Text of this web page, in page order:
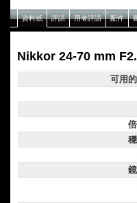
資料紙 評語 用者評語 配件
Nikkor 24-70 mm
可用